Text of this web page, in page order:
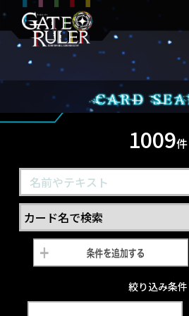
1009件
絞り込み条件